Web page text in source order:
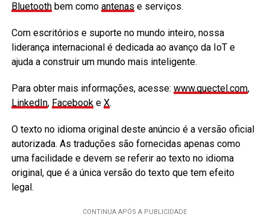
Bluetoothbem como antenas e serviços.
Com escritórios e suporte no mundo inteiro, nossa
liderança internacional é dedicada ao avanço da IoT e
ajuda a construir um mundo mais inteligente.
Para obter mais informações, acesse: www.quectel.com,
LinkedIn, Facebooke X.
O texto no idioma original deste anúncio é a versão oficial
autorizada. As traduções são fornecidas apenas como
uma facilidade e devem se referir ao texto no idioma
original, que é a única versão do texto que tem efeito
legal.